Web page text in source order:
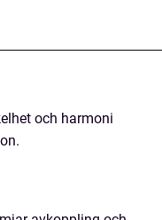
och harmoni